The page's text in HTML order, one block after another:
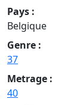
Pays :
Belgique
Genre :
37
Metrage :
40